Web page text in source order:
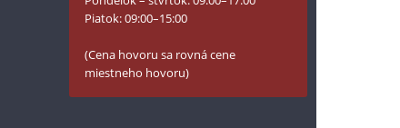
Piatok: 09:00–15:00
(Cena hovoru sa rovná cene
miestneho hovoru)